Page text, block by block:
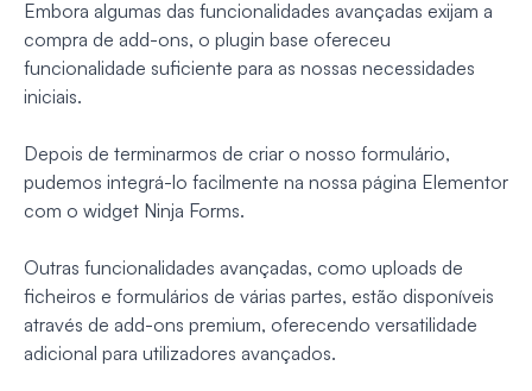
Embora algumas das funcionalidades avançadas exijam a
compra de add-ons, o plugin base ofereceu
funcionalidade suficiente para as nossas necessidades
iniciais.
Depois de terminarmos de criar o nosso formulário,
pudemos integrá-lo facilmente na nossa página Elementor
com o widget Ninja Forms.
Outras funcionalidades avançadas, como uploads de
ficheiros e formulários de várias partes, estão disponíveis
através de add-ons premium, oferecendo versatilidade
adicional para utilizadores avançados.